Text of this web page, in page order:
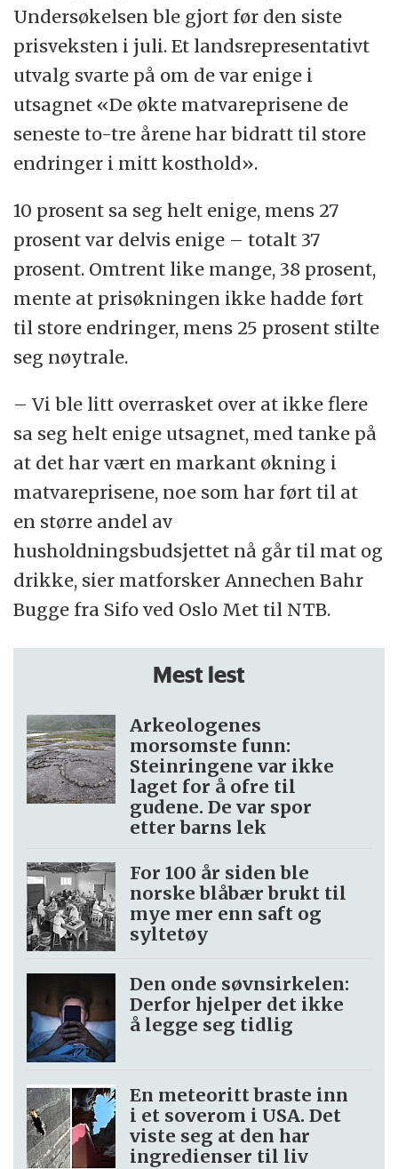
Undersøkelsen ble gjort før den siste
prisveksten i juli. Et landsrepresentativt
utvalg svarte på om de var enige i
utsagnet «De økte matvareprisene de
seneste to-tre årene har bidratt til store
endringer i mitt kosthold».
10 prosent sa seg helt enige, mens 27
prosent var delvis enige – totalt 37
prosent. Omtrent like mange, 38 prosent,
mente at prisøkningen ikke hadde ført
til store endringer, mens 25 prosent stilte
seg nøytrale.
– Vi ble litt overrasket over at ikke flere
sa seg helt enige utsagnet, med tanke på
at det har vært en markant økning i
matvareprisene, noe som har ført til at
en større andel av
husholdningsbudsjettet nå går til mat og
drikke, sier matforsker Annechen Bahr
Bugge fra Sifo ved Oslo Met til NTB.
Mest lest
Arkeologenes
morsomste funn:
Steinringene var ikke
laget for å ofre til
gudene. De var spor
etter barns lek
For 100 år siden ble
norske blåbær brukt til
mye mer enn saft og
syltetøy
Den onde søvnsirkelen:
Derfor hjelper det ikke
å legge seg tidlig
En meteoritt braste inn
i et soverom i USA. Det
viste seg at den har
ingredienser til liv